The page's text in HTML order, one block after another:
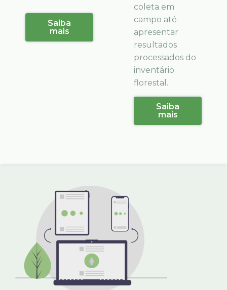
Saiba
mais
coleta em
campo até
apresentar
resultados
processados do
inventário
florestal.
Saiba
mais